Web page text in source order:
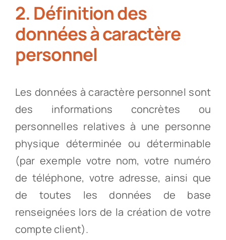
2. Définition des
données à caractère
personnel
Les données à caractère personnel sont
des informations concrètes ou
personnelles relatives à une personne
physique déterminée ou déterminable
(par exemple votre nom, votre numéro
de téléphone, votre adresse, ainsi que
de toutes les données de base
renseignées lors de la création de votre
compte client).